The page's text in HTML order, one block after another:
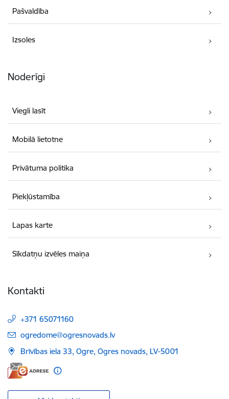
Pašvaldība
Izsoles
Noderīgi
Viegli lasīt
Mobilā lietotne
Privātuma politika
Piekļūstamība
Lapas karte
Sīkdatņu izvēles maiņa
Kontakti
+371 65071160
E-pasts:
ogredome@ogresnovads.lv
Brīvības iela 33, Ogre, Ogres novads, LV-5001